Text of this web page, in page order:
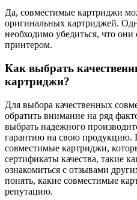
Да, совместимые картриджи
оригинальных картриджей.
необходимо убедиться, что
принтером.
Как выбрать
картриджи?
Для выбора качественных
обратить внимание на ряд
выбрать надежного
гарантию на свою продукцию.
совместимые картриджи,
сертификаты качества, такие
ознакомиться с отзывами
понять, какие совместимые
репутацию.